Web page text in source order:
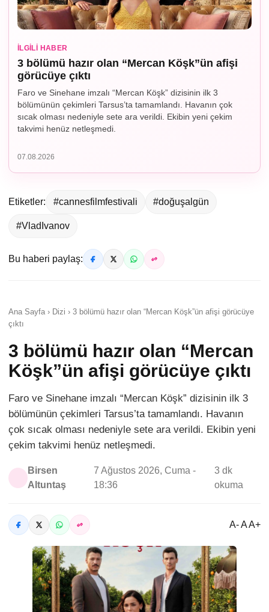
İLGILI HABER
3 bölümü hazır olan “Mercan Köşk”ün afişi
görücüye çıktı
Faro ve Sinehane imzalı “Mercan Köşk” dizisinin ilk 3
bölümünün çekimleri Tarsus’ta tamamlandı. Havanın çok
sıcak olması nedeniyle sete ara verildi. Ekibin yeni çekim
takvimi henüz netleşmedi.
07.08.2026
Etiketler: #cannesfilmfestivali #doğuşalgün
#VladIvanov
Bu haberi paylaş:
Ana Sayfa › Dizi › 3 bölümü hazır olan “Mercan Köşk”ün afişi görücüye
çıktı
3 bölümü hazır olan “Mercan
Köşk”ün afişi görücüye çıktı
Faro ve Sinehane imzalı “Mercan Köşk” dizisinin ilk 3
bölümünün çekimleri Tarsus’ta tamamlandı. Havanın
çok sıcak olması nedeniyle sete ara verildi. Ekibin yeni
çekim takvimi henüz netleşmedi.
Birsen
Altuntaş
7 Ağustos 2026, Cuma -
18:36
3 dk
okuma
A- A A+